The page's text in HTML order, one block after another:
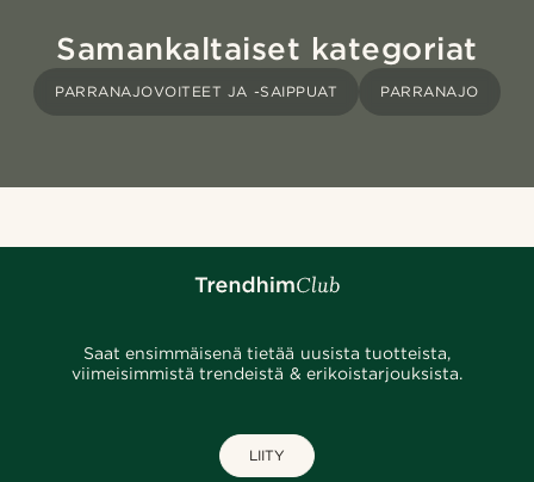
Samankaltaiset kategoriat
PARRANAJOVOITEET JA -SAIPPUAT PARRANAJO
Saat ensimmäisenä tietää uusista tuotteista,
viimeisimmistä trendeistä & erikoistarjouksista.
LIITY